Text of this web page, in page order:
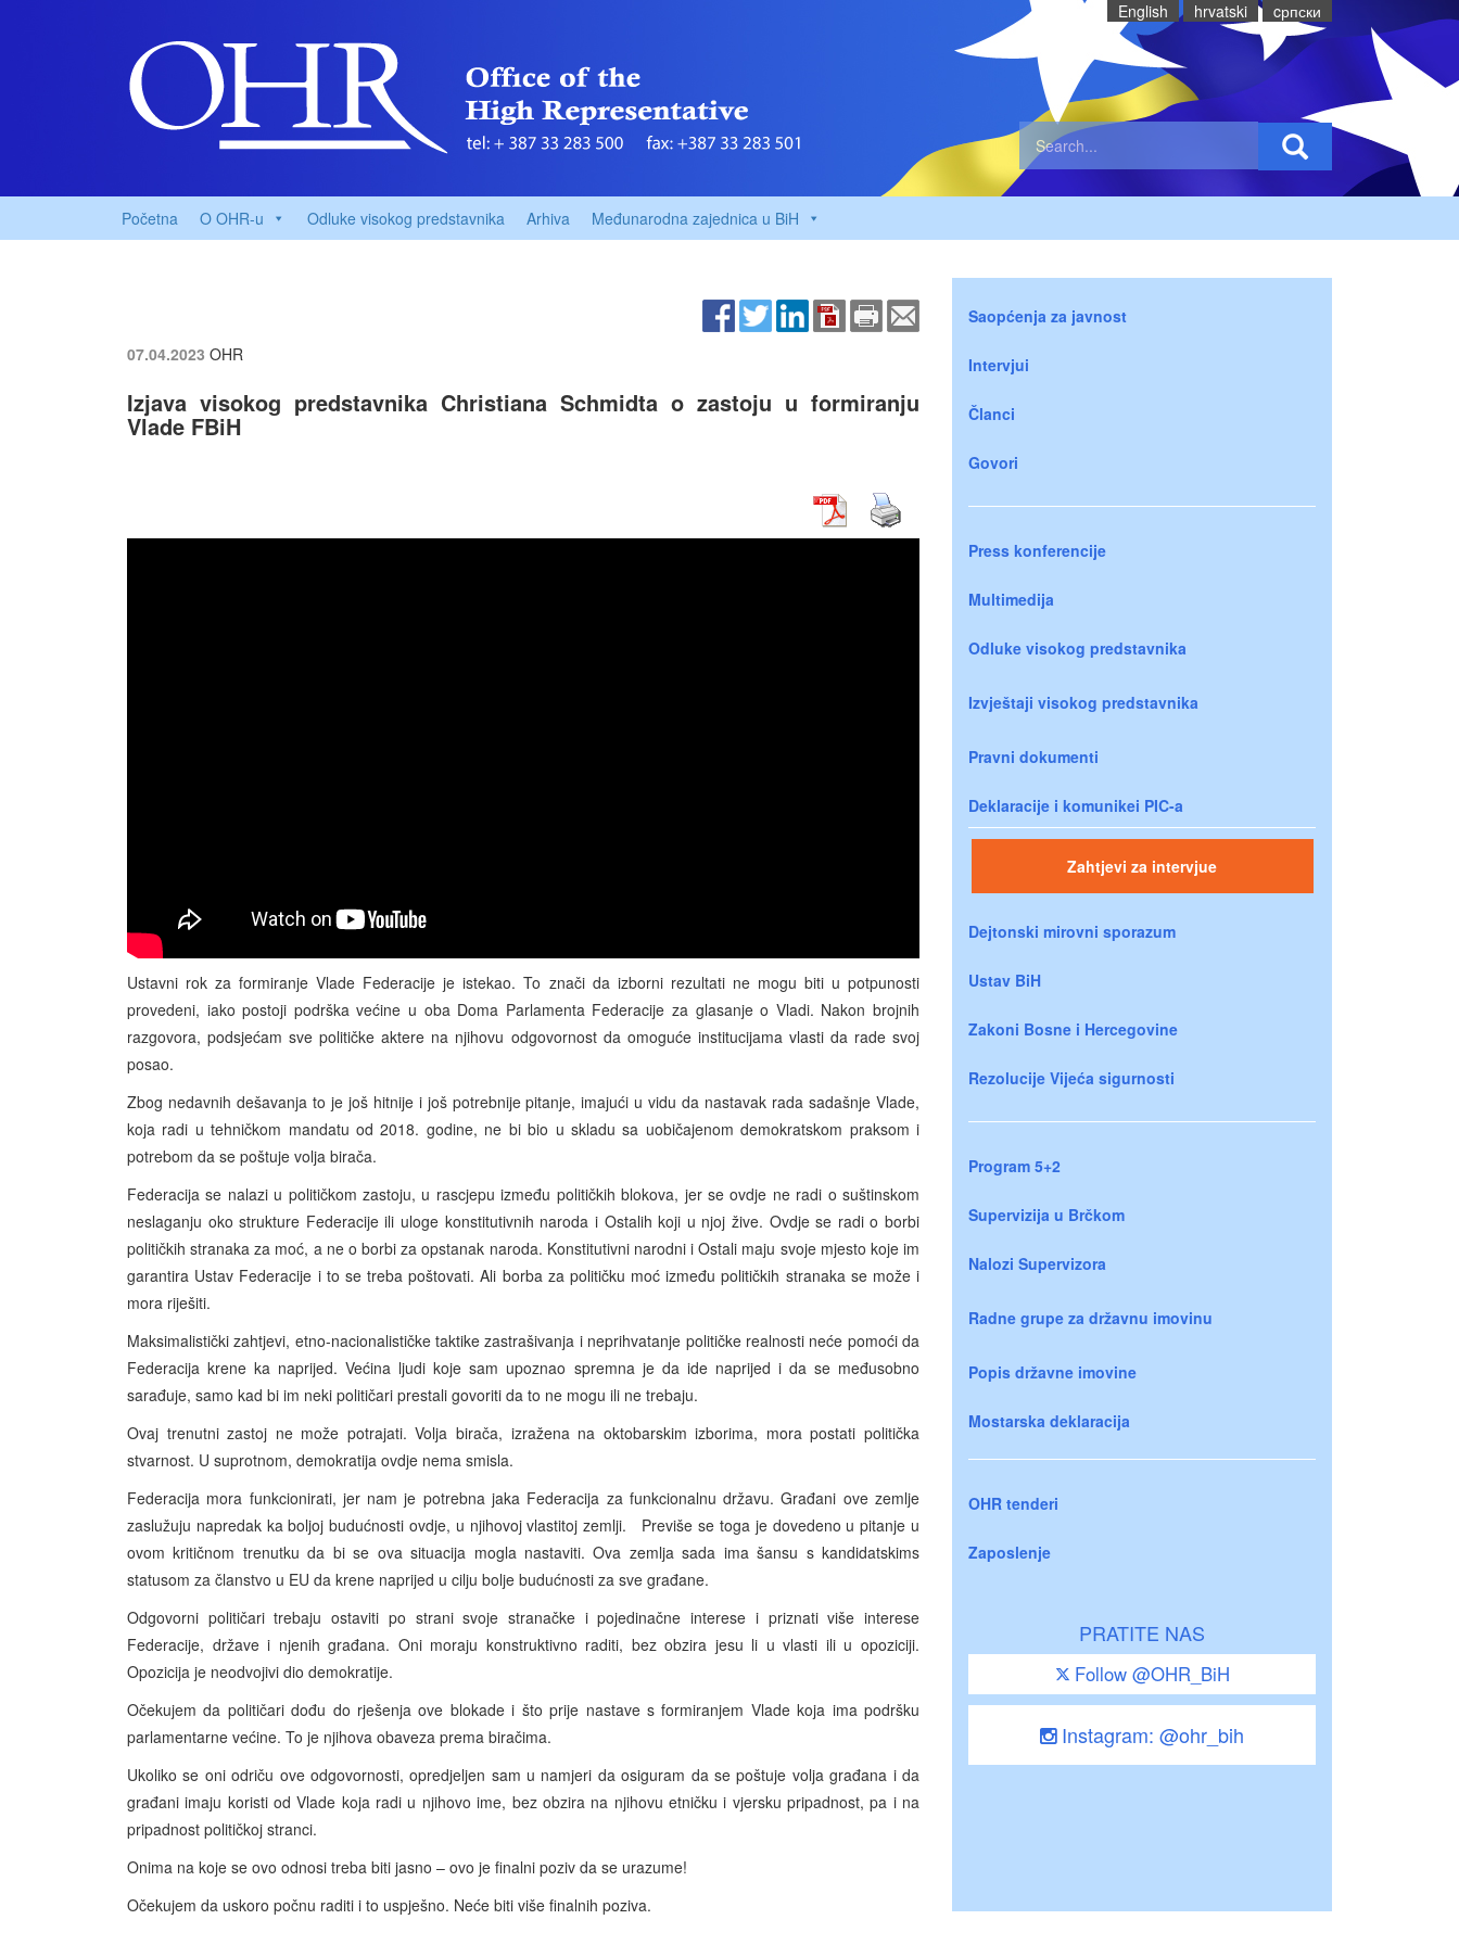
English hrvatski cрпски
Početna O OHR-u Odluke visokog predstavnika Arhiva Međunarodna zajednica u BiH
07.04.2023 OHR
Izjava visokog predstavnika Christiana Schmidta o zastoju u formiranju
Vlade FBiH
Ustavni rok za formiranje Vlade Federacije je istekao. To znači da izborni rezultati ne mogu biti u potpunosti
provedeni, iako postoji podrška većine u oba Doma Parlamenta Federacije za glasanje o Vladi. Nakon brojnih
razgovora, podsjećam sve političke aktere na njihovu odgovornost da omoguće institucijama vlasti da rade svoj
posao.
Zbog nedavnih dešavanja to je još hitnije i još potrebnije pitanje, imajući u vidu da nastavak rada sadašnje Vlade,
koja radi u tehničkom mandatu od 2018. godine, ne bi bio u skladu sa uobičajenom demokratskom praksom i
potrebom da se poštuje volja birača.
Federacija se nalazi u političkom zastoju, u rascjepu između političkih blokova, jer se ovdje ne radi o suštinskom
neslaganju oko strukture Federacije ili uloge konstitutivnih naroda i Ostalih koji u njoj žive. Ovdje se radi o borbi
političkih stranaka za moć, a ne o borbi za opstanak naroda. Konstitutivni narodni i Ostali maju svoje mjesto koje im
garantira Ustav Federacije i to se treba poštovati. Ali borba za političku moć između političkih stranaka se može i
mora riješiti.
Maksimalistički zahtjevi, etno-nacionalističke taktike zastrašivanja i neprihvatanje političke realnosti neće pomoći da
Federacija krene ka naprijed. Većina ljudi koje sam upoznao spremna je da ide naprijed i da se međusobno
sarađuje, samo kad bi im neki političari prestali govoriti da to ne mogu ili ne trebaju.
Ovaj trenutni zastoj ne može potrajati. Volja birača, izražena na oktobarskim izborima, mora postati politička
stvarnost. U suprotnom, demokratija ovdje nema smisla.
Federacija mora funkcionirati, jer nam je potrebna jaka Federacija za funkcionalnu državu. Građani ove zemlje
zaslužuju napredak ka boljoj budućnosti ovdje, u njihovoj vlastitoj zemlji. Previše se toga je dovedeno u pitanje u
ovom kritičnom trenutku da bi se ova situacija mogla nastaviti. Ova zemlja sada ima šansu s kandidatskims
statusom za članstvo u EU da krene naprijed u cilju bolje budućnosti za sve građane.
Odgovorni političari trebaju ostaviti po strani svoje stranačke i pojedinačne interese i priznati više interese
Federacije, države i njenih građana. Oni moraju konstruktivno raditi, bez obzira jesu li u vlasti ili u opoziciji.
Opozicija je neodvojivi dio demokratije.
Očekujem da političari dođu do rješenja ove blokade i što prije nastave s formiranjem Vlade koja ima podršku
parlamentarne većine. To je njihova obaveza prema biračima.
Ukoliko se oni odriču ove odgovornosti, opredjeljen sam u namjeri da osiguram da se poštuje volja građana i da
građani imaju koristi od Vlade koja radi u njihovo ime, bez obzira na njihovu etničku i vjersku pripadnost, pa i na
pripadnost političkoj stranci.
Onima na koje se ovo odnosi treba biti jasno – ovo je finalni poziv da se urazume!
Očekujem da uskoro počnu raditi i to uspješno. Neće biti više finalnih poziva.
Saopćenja za javnost
Intervjui
Članci
Govori
Press konferencije
Multimedija
Odluke visokog predstavnika
Izvještaji visokog predstavnika
Pravni dokumenti
Deklaracije i komunikei PIC-a
Zahtjevi za intervjue
Dejtonski mirovni sporazum
Ustav BiH
Zakoni Bosne i Hercegovine
Rezolucije Vijeća sigurnosti
Program 5+2
Supervizija u Brčkom
Nalozi Supervizora
Radne grupe za državnu imovinu
Popis državne imovine
Mostarska deklaracija
OHR tenderi
Zaposlenje
PRATITE NAS
Follow @OHR_BiH
Instagram: @ohr_bih